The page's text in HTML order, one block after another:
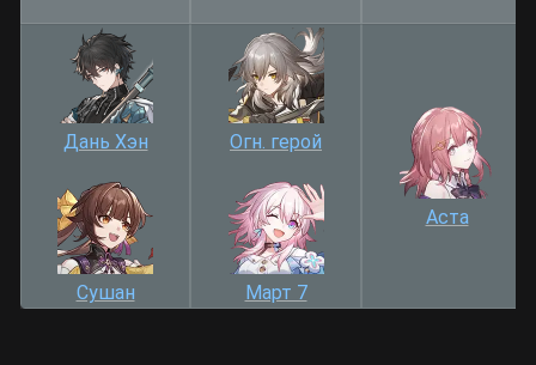
Дань Хэн
Сушан
Огн. герой
Март 7
Аста